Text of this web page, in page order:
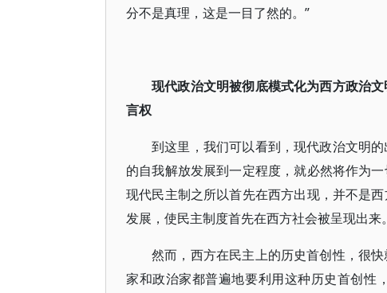
分不是真理，这是一目了然的。”
现代政治文明被彻底模式化为西方政治
言权
到这里，我们可以看到，现代政治文明
的自我解放发展到一定程度，就必然将作为
现代民主制之所以首先在西方出现，并不是
发展，使民主制度首先在西方社会被呈现出来。
然而，西方在民主上的历史首创性，很
家和政治家都普遍地要利用这种历史首创性